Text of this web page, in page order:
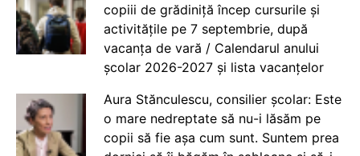
copiii de grădiniță încep cursurile și
activitățile pe 7 septembrie, după
vacanța de vară / Calendarul anului
școlar 2026-2027 și lista vacanțelor
Aura Stănculescu, consilier școlar: Este
o mare nedreptate să nu-i lăsăm pe
copii să fie așa cum sunt. Suntem prea